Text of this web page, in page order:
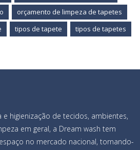
orçamento de limpeza de tapetes
tipos de tapete tipos de tapetes
e higienização de tecidos, ambientes,
em geral, a Dream wash tem
no mercado nacional, tornando-